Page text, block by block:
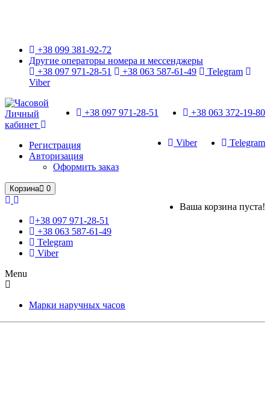
+38 099 381-92-72
Другие операторы номера и мессенджеры
+38 097 971-28-51
+38 063 587-61-49
Telegram
Viber
+38 063 372-19-80
+38 097 971-28-51
Telegram
Viber
Личный
кабинет
Регистрация
Авторизация
Оформить заказ
Корзина 0
Ваша корзина пуста!
+38 097 971-28-51
+38 063 587-61-49
Telegram
Viber
Menu
Марки наручных часов